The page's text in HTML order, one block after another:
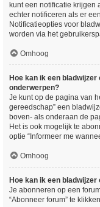
kunt een notificatie krijgen
echter notificeren als er
Notificatieopties voor
worden via het
Omhoog
Hoe kan ik een
onderwerpen?
Je kunt op de pagina van
gereedschap” een
boven- als onderaan de
Het is ook mogelijk te
optie “Informeer me
Omhoog
Hoe kan ik een
Je abonneren op een
“Abonneer forum” te